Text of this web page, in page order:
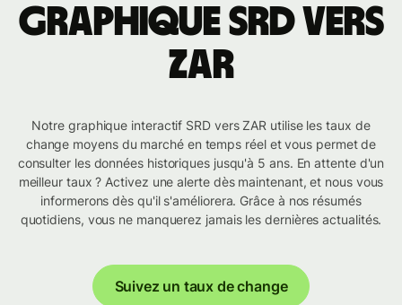
Graphique SRD vers
ZAR
Notre graphique interactif SRD vers ZAR utilise les taux de
change moyens du marché en temps réel et vous permet de
consulter les données historiques jusqu'à 5 ans. En attente d'un
meilleur taux ? Activez une alerte dès maintenant, et nous vous
informerons dès qu'il s'améliorera. Grâce à nos résumés
quotidiens, vous ne manquerez jamais les dernières actualités.
Suivez un taux de change